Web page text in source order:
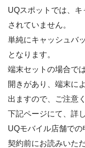
UQスポットでは、
されていません。
単純にキャッシュバ
となります。
端末セットの場合で
開きがあり、端末に
出ますので、ご注意
下記ページにて、詳
UQモバイル店舗で
契約前にお読みいた